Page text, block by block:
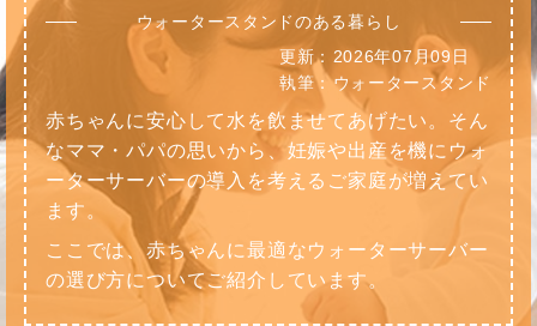
ショールーム
展示・キャンペーン情報
お客様の声
サポート
ウォータースタンドのある暮らし
ウォータースタンドのある暮らし
更新： 2026年07月09日
執筆：ウォータースタンド
赤ちゃんに安心して水を飲ませてあげたい。そん
なママ・パパの思いから、妊娠や出産を機にウォ
ーターサーバーの導入を考えるご家庭が増えてい
ます。
ここでは、赤ちゃんに最適なウォーターサーバー
の選び方についてご紹介しています。